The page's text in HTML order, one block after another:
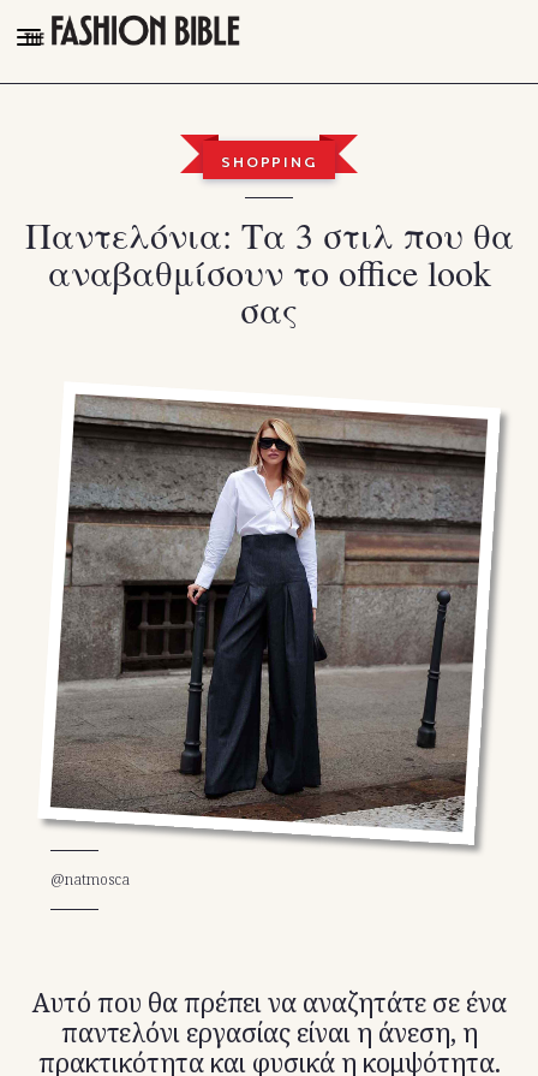
THE FASHION BIBLE
TALK OF THE TOWN
PLEASURES
Facebook
Instagram
Youtube
TikTok
X(Twitter)
SHOPPING
Παντελόνια: Τα 3 στιλ που θα
αναβαθμίσουν το office look
σας
@natmosca
Αυτό που θα πρέπει να αναζητάτε σε ένα
παντελόνι εργασίας είναι η άνεση, η
πρακτικότητα και φυσικά η κομψότητα.